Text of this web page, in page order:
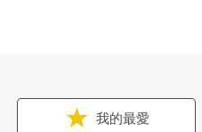
我的最愛